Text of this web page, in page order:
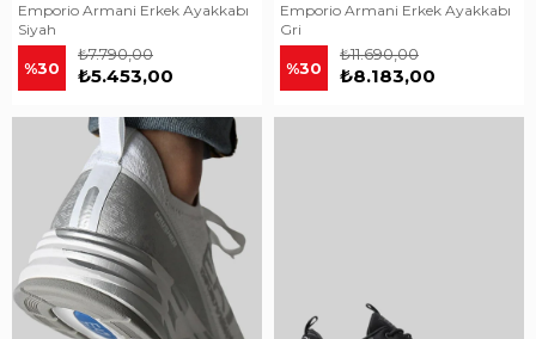
Emporio Armani Erkek Ayakkabı
Siyah
%30 ₺5.453,00
₺7.790,00
Emporio Armani Erkek Ayakkabı
Gri
%30 ₺8.183,00
₺11.690,00